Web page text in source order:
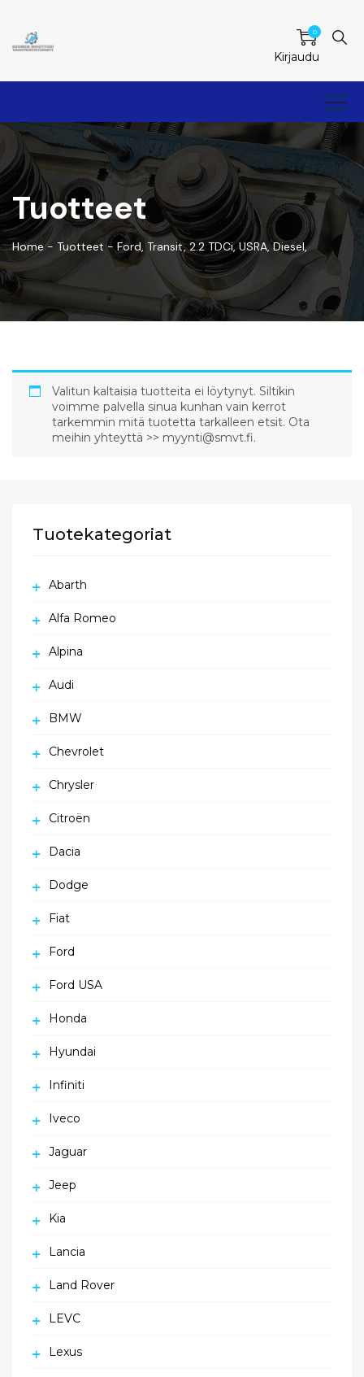
0
Kirjaudu
Tuotteet
Home- Tuotteet -Ford, Transit, 2.2 TDCi, USRA, Diesel,
Valitun kaltaisia tuotteita ei löytynyt. Siltikin
voimme palvella sinua kunhan vain kerrot
tarkemmin mitä tuotetta tarkalleen etsit. Ota
meihin yhteyttä >> myynti@smvt.fi.
Tuotekategoriat
Abarth
Alfa Romeo
Alpina
Audi
BMW
Chevrolet
Chrysler
Citroën
Dacia
Dodge
Fiat
Ford
Ford USA
Honda
Hyundai
Infiniti
Iveco
Jaguar
Jeep
Kia
Lancia
Land Rover
LEVC
Lexus